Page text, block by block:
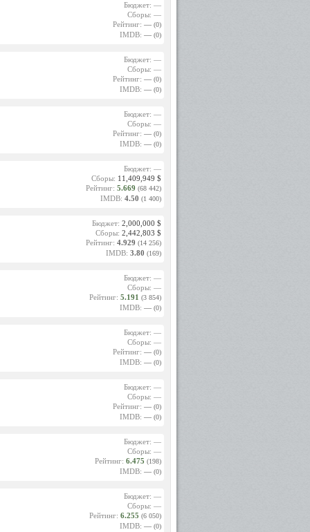
за
в
Ее
из
в
Вики
и
июня
-
Это
Бюджет: —
Сборы: —
Рейтинг: — (0)
IMDB: — (0)
Бюджет: —
Сборы: —
Рейтинг: — (0)
IMDB: — (0)
Бюджет: —
Сборы: —
Рейтинг: — (0)
IMDB: — (0)
Бюджет: —
Сборы: 11,409,949 $
Рейтинг: 5.669 (68 442)
IMDB: 4.50 (1 400)
Бюджет: 2,000,000 $
Сборы: 2,442,803 $
Рейтинг: 4.929 (14 256)
IMDB: 3.80 (169)
Бюджет: —
Сборы: —
Рейтинг: 5.191 (3 854)
IMDB: — (0)
Бюджет: —
Сборы: —
Рейтинг: — (0)
IMDB: — (0)
Бюджет: —
Сборы: —
Рейтинг: — (0)
IMDB: — (0)
Бюджет: —
Сборы: —
Рейтинг: 6.475 (198)
IMDB: — (0)
Бюджет: —
Сборы: —
Рейтинг: 6.255 (6 050)
IMDB: — (0)